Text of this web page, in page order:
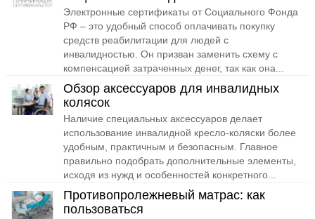
Электронные сертификаты от Социального Фонда
РФ – это удобный способ оплачивать покупку
средств реабилитации для людей с
инвалидностью. Он призван заменить схему с
компенсацией затраченных денег, так как она...
Обзор аксессуаров для инвалидных
колясок
Наличие специальных аксессуаров делает
использование инвалидной кресло-коляски более
удобным, практичным и безопасным. Главное
правильно подобрать дополнительные элементы,
исходя из нужд и особенностей конкретного...
Противопролежневый матрас: как
пользоваться